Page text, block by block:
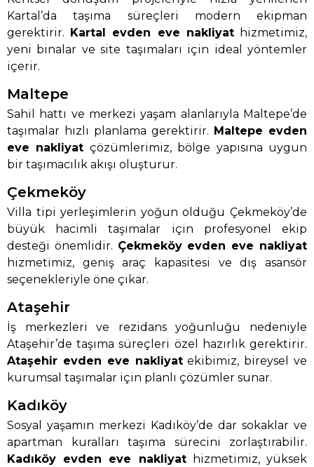
Kartal’da taşıma süreçleri modern ekipman
gerektirir.
Kartal evden eve nakliyathizmetimiz,
yeni binalar ve site taşımaları için ideal yöntemler
içerir.
Maltepe
Sahil hattı ve merkezi yaşam alanlarıyla Maltepe’de
taşımalar hızlı planlama gerektirir. Maltepe evden
eve nakliyat çözümlerimiz, bölge yapısına uygun
bir taşımacılık akışı oluşturur.
Çekmeköy
Villa tipi yerleşimlerin yoğun olduğu Çekmeköy’de
büyük hacimli taşımalar için profesyonel ekip
desteği önemlidir. Çekmeköy evden eve nakliyat
hizmetimiz, geniş araç kapasitesi ve dış asansör
seçenekleriyle öne çıkar.
Ataşehir
İş merkezleri ve rezidans yoğunluğu nedeniyle
Ataşehir’de taşıma süreçleri özel hazırlık gerektirir.
Ataşehir evden eve nakliyatekibimiz, bireysel ve
kurumsal taşımalar için planlı çözümler sunar.
Kadıköy
Sosyal yaşamın merkezi Kadıköy’de dar sokaklar ve
apartman kuralları taşıma sürecini zorlaştırabilir.
Kadıköy evden eve nakliyathizmetimiz, yüksek